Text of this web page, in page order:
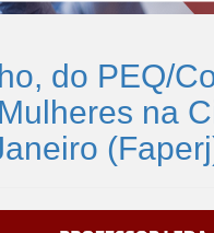
do PEQ/
na